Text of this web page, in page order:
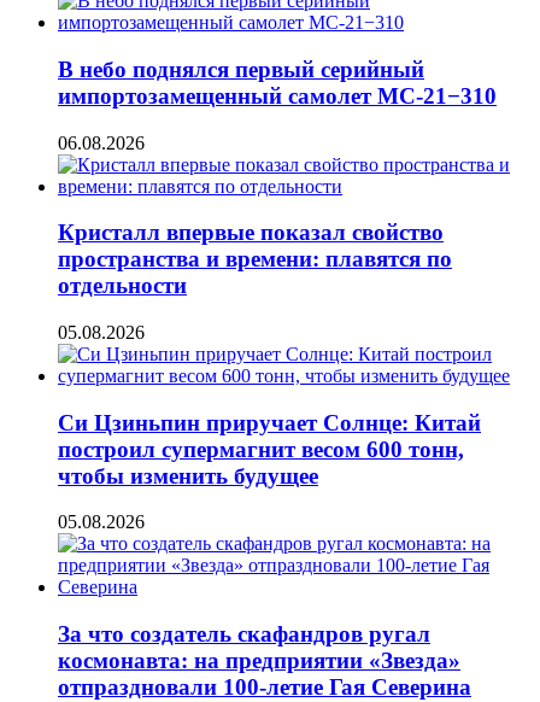
В небо поднялся первый серийный
импортозамещенный самолет МС-21−310
06.08.2026
Кристалл впервые показал свойство
пространства и времени: плавятся по
отдельности
05.08.2026
Си Цзиньпин приручает Солнце: Китай
построил супермагнит весом 600 тонн,
чтобы изменить будущее
05.08.2026
За что создатель скафандров ругал
космонавта: на предприятии «Звезда»
отпраздновали 100-летие Гая Северина